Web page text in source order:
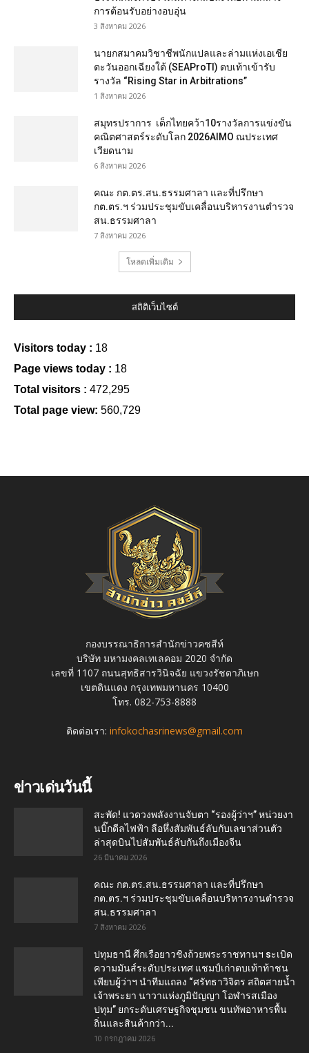
การต้อนรับอย่างอบอุ่น
3 สิงหาคม 2026
นายกสมาคมวิชาชีพนักแปลและล่ามแห่งเอเชีย
ตะวันออกเฉียงใต้ (SEAProTI) ตบเท้าเข้ารับ
รางวัล “Rising Star in Arbitrations”
1 สิงหาคม 2026
สมุทรปราการ เด็กไทยคว้า10รางวัลการแข่งขัน
คณิตศาสตร์ระดับโลก 2026AIMO ณประเทศ
เวียดนาม
6 สิงหาคม 2026
คณะ กต.ตร.สน.ธรรมศาลา และที่ปรึกษา
กต.ตร.ฯ ร่วมประชุมขับเคลื่อนบริหารงานตำรวจ
สน.ธรรมศาลา
7 สิงหาคม 2026
โหลดเพิ่มเติม
สถิติเว็บไซต์
Visitors today : 18
Page views today : 18
Total visitors : 472,295
Total page view: 560,729
กองบรรณาธิการสำนักข่าวคชสีห์
บริษัท มหามงคลเทเลคอม 2020 จำกัด
เลขที่ 1107 ถนนสุทธิสารวินิจฉัย แขวงรัชดาภิเษก
เขตดินแดง กรุงเทพมหานคร 10400
โทร. 082-753-8888
ติดต่อเรา: infokochasrinews@gmail.com
ข่าวเด่นวันนี้
สะพัด! แวดวงพลังงานจับตา “รองผู้ว่าฯ” หน่วยงา
นบิ๊กดีลไฟฟ้า ลือหึ่งสัมพันธ์ลับกับเลขาส่วนตัว
ล่าสุดบินไปสัมพันธ์ลับกันถึงเมืองจีน
26 มีนาคม 2026
คณะ กต.ตร.สน.ธรรมศาลา และที่ปรึกษา
กต.ตร.ฯ ร่วมประชุมขับเคลื่อนบริหารงานตำรวจ
สน.ธรรมศาลา
7 สิงหาคม 2026
ปทุมธานี ศึกเรือยาวชิงถ้วยพระราชทานฯ sะเบิด
ความมันส์ระดับประเทศ แชมป์เก่าตบเท้าท้าชน
เพียบผู้ว่าฯ นำทีมแถลง “ศรัทธาวิจิตร สถิตสายน้ำ
เจ้าพระยา นาวาแห่งภูมิปัญญา โอฬารสเมือง
ปทุม” ยกระดับเศรษฐกิจชุมชน ขนทัพอาหารพื้น
ถิ่นและสินค้ากว่า...
10 กรกฎาคม 2026